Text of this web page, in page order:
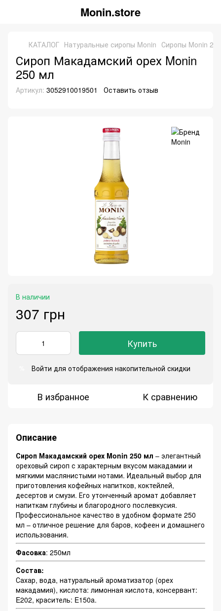
Monin.store
КАТАЛОГ Натуральные сиропы Monin Сиропы Monin
Сироп Макадамский орех Monin
250 мл
Артикул: 3052910019501 Оставить отзыв
В наличии
307 грн
Купить
Войти для отображения накопительной скидки
В избранное К сравнению
Описание
Сироп Макадамский орех Monin 250 мл – элегантный
ореховый сироп с характерным вкусом макадамии и
мягкими маслянистыми нотами. Идеальный выбор для
приготовления кофейных напитков, коктейлей,
десертов и смузи. Его утонченный аромат добавляет
напиткам глубины и благородного послевкусия.
Профессиональное качество в удобном формате 250
мл – отличное решение для баров, кофеен и домашнего
использования.
Фасовка: 250мл
Состав:
Сахар, вода, натуральный ароматизатор (орех
макадамия), кислота: лимонная кислота, консервант:
E202, краситель: E150a.